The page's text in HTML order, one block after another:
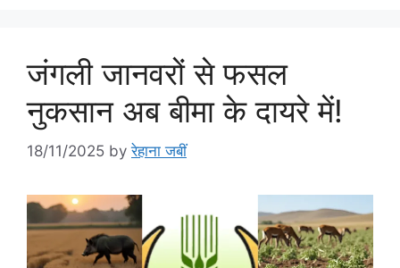
जंगली जानवरों से फसल
नुकसान अब बीमा के दायरे में!
18/11/2025 byरेहाना जबीं